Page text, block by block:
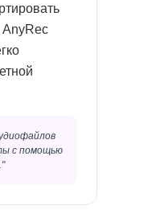
с помощью